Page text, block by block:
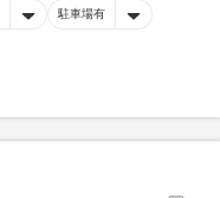
駐車場有